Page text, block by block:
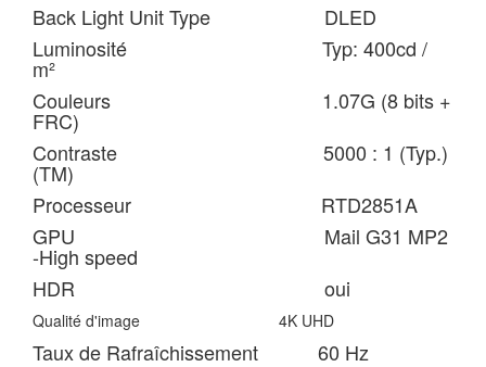
Back Light Unit Type DLED
Luminosité Typ: 400cd /
m²
Couleurs 1.07G (8 bits +
FRC)
Contraste 5000 : 1 (Typ.)
(TM)
Processeur RTD2851A
GPU Mail G31 MP2
-High speed
HDR oui
Qualité d'image 4K UHD
Taux de Rafraîchissement 60 Hz